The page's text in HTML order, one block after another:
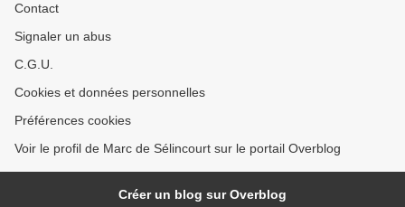
Contact
Signaler un abus
C.G.U.
Cookies et données personnelles
Préférences cookies
Voir le profil de Marc de Sélincourt sur le portail Overblog
Créer un blog sur Overblog